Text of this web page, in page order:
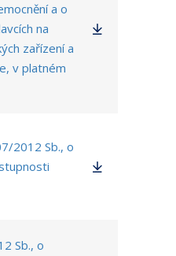
a o
na
zařízení a
v platném
2012 Sb., o
Sb., o